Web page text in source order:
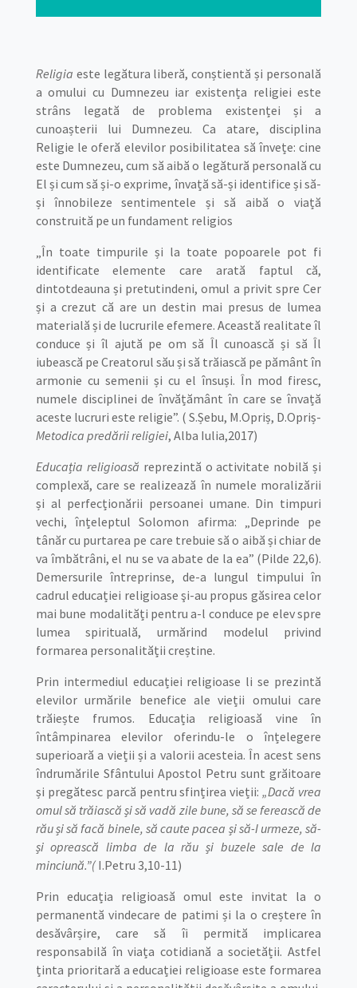
Religia este legătura liberă, conștientă și personală
a omului cu Dumnezeu iar existența religiei este
strâns legată de problema existenței și a
cunoașterii lui Dumnezeu. Ca atare, disciplina
Religie le oferă elevilor posibilitatea să învețe: cine
este Dumnezeu, cum să aibă o legătură personală cu
El și cum să și-o exprime, învață să-și identifice și să-
și înnobileze sentimentele și să aibă o viață
construită pe un fundament religios
„În toate timpurile și la toate popoarele pot fi
identificate elemente care arată faptul că,
dintotdeauna și pretutindeni, omul a privit spre Cer
și a crezut că are un destin mai presus de lumea
materială și de lucrurile efemere. Această realitate îl
conduce și îl ajută pe om să Îl cunoască și să Îl
iubească pe Creatorul său și să trăiască pe pământ în
armonie cu semenii și cu el însuși. În mod firesc,
numele disciplinei de învățământ în care se învață
aceste lucruri este religie”. ( S.Șebu, M.Opriș, D.Opriș-
Metodica predării religiei, Alba Iulia,2017)
Educația religioasă reprezintă o activitate nobilă și
complexă, care se realizează în numele moralizării
și al perfecționării persoanei umane. Din timpuri
vechi, înțeleptul Solomon afirma: „Deprinde pe
tânăr cu purtarea pe care trebuie să o aibă și chiar de
va îmbătrâni, el nu se va abate de la ea” (Pilde 22,6).
Demersurile întreprinse, de-a lungul timpului în
cadrul educației religioase şi-au propus găsirea celor
mai bune modalități pentru a-l conduce pe elev spre
lumea spirituală, urmărind modelul privind
formarea personalității creștine.
Prin intermediul educației religioase li se prezintă
elevilor urmările benefice ale vieții omului care
trăiește frumos. Educația religioasă vine în
întâmpinarea elevilor oferindu-le o înțelegere
superioară a vieții și a valorii acesteia. În acest sens
îndrumările Sfântului Apostol Petru sunt grăitoare
și pregătesc parcă pentru sfințirea vieții:„Dacă vrea
omul să trăiască și să vadă zile bune, să se ferească de
rău și să facă binele, să caute pacea și să-I urmeze, să-
și oprească limba de la rău și buzele sale de la
minciună.”(I.Petru 3,10-11)
Prin educația religioasă omul este invitat la o
permanentă vindecare de patimi și la o creștere în
desăvârșire, care să îi permită implicarea
responsabilă în viața cotidiană a societății. Astfel
ținta prioritară a educației religioase este formarea